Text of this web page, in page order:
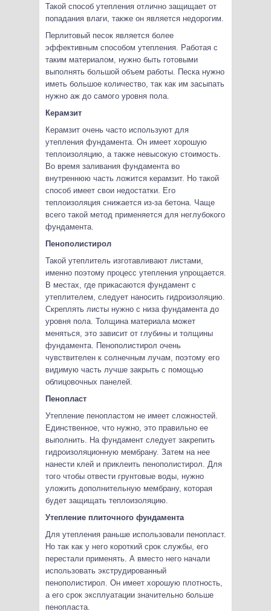
Такой способ утепления отлично защищает от
попадания влаги, также он является недорогим.
Перлитовый песок является более
эффективным способом утепления. Работая с
таким материалом, нужно быть готовыми
выполнять большой объем работы. Песка нужно
иметь большое количество, так как им засыпать
нужно аж до самого уровня пола.
Керамзит
Керамзит очень часто используют для
утепления фундамента. Он имеет хорошую
теплоизоляцию, а также невысокую стоимость.
Во время заливания фундамента во
внутреннюю часть ложится керамзит. Но такой
способ имеет свои недостатки. Его
теплоизоляция снижается из-за бетона. Чаще
всего такой метод применяется для неглубокого
фундамента.
Пенополистирол
Такой утеплитель изготавливают листами,
именно поэтому процесс утепления упрощается.
В местах, где прикасаются фундамент с
утеплителем, следует наносить гидроизоляцию.
Скреплять листы нужно с низа фундамента до
уровня пола. Толщина материала может
меняться, это зависит от глубины и толщины
фундамента. Пенополистирол очень
чувствителен к солнечным лучам, поэтому его
видимую часть лучше закрыть с помощью
облицовочных панелей.
Пенопласт
Утепление пенопластом не имеет сложностей.
Единственное, что нужно, это правильно ее
выполнить. На фундамент следует закрепить
гидроизоляционную мембрану. Затем на нее
нанести клей и приклеить пенополистирол. Для
того чтобы отвести грунтовые воды, нужно
уложить дополнительную мембрану, которая
будет защищать теплоизоляцию.
Утепление плиточного фундамента
Для утепления раньше использовали пенопласт.
Но так как у него короткий срок службы, его
перестали применять. А вместо него начали
использовать экструдированный
пенополистирол. Он имеет хорошую плотность,
а его срок эксплуатации значительно больше
пенопласта.